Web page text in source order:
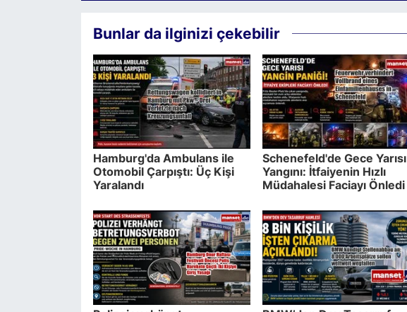
Bunlar da ilginizi çekebilir
Hamburg'da Ambulans ile
Otomobil Çarpıştı: Üç Kişi
Yaralandı
Schenefeld'de Gece Yarısı
Yangını: İtfaiyenin Hızlı
Müdahalesi Faciayı Önledi